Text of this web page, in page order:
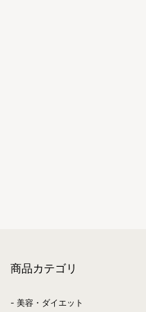
商品カテゴリ
美容・ダイエット